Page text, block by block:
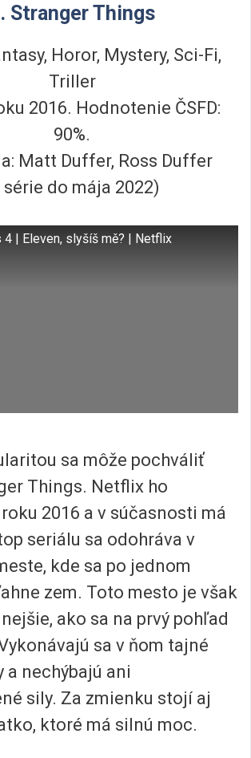
Stranger Things
Horor, Mystery, Sci-Fi,
Triller
2016. Hodnotenie ČSFD:
90%.
Matt Duffer, Ross Duffer
série do mája 2022)
4 | Eleven, slyšíš mě? | Netflix
sa môže pochváliť
Things. Netflix ho
2016 a v súčasnosti má
seriálu sa odohráva v
kde sa po jednom
zem. Toto mesto je však
ako sa na prvý pohľad
sa v ňom tajné
a nechýbajú ani
sily. Za zmienku stojí aj
ktoré má silnú moc.